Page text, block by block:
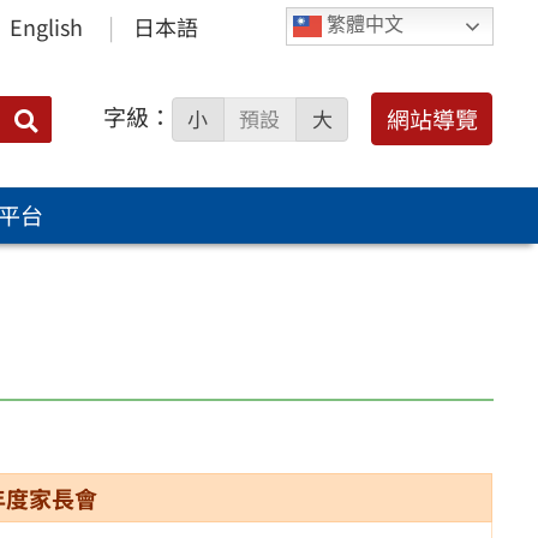
繁體中文
English 日本語
搜
尋：
字級： 小 預設 大 網站導覽
台
家長會